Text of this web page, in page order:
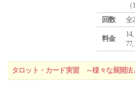
回数
全
料金
タロット・カード実習 ～様々な展開法